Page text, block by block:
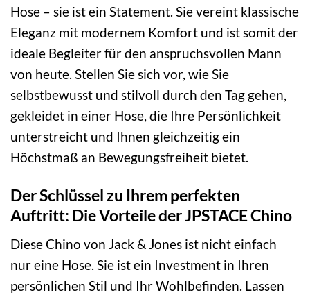
Hose – sie ist ein Statement. Sie vereint klassische
Eleganz mit modernem Komfort und ist somit der
ideale Begleiter für den anspruchsvollen Mann
von heute. Stellen Sie sich vor, wie Sie
selbstbewusst und stilvoll durch den Tag gehen,
gekleidet in einer Hose, die Ihre Persönlichkeit
unterstreicht und Ihnen gleichzeitig ein
Höchstmaß an Bewegungsfreiheit bietet.
Der Schlüssel zu Ihrem perfekten
Auftritt: Die Vorteile der JPSTACE Chino
Diese Chino von Jack & Jones ist nicht einfach
nur eine Hose. Sie ist ein Investment in Ihren
persönlichen Stil und Ihr Wohlbefinden. Lassen